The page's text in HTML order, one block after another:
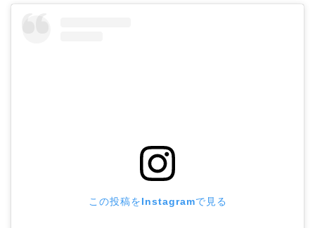
この投稿をInstagramで見る